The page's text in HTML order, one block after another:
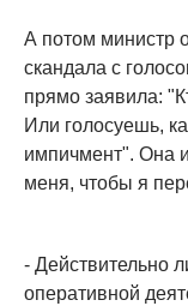
А потом министр
скандала с
прямо заявила:
Или голосуешь,
импичмент". Она
меня, чтобы я
- Действительно
оперативной